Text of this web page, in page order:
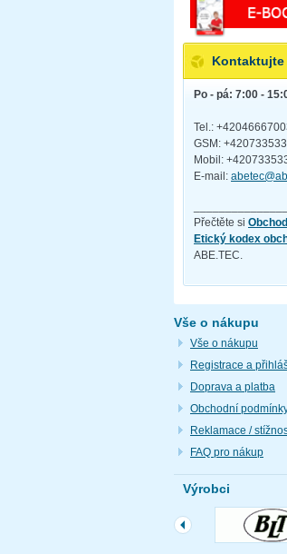
Kontaktujte
Po - pá: 7:00 -
Tel.:
GSM:
Mobil:
E-mail:
Přečtěte si
Etický kodex
ABE.TEC.
Vše o nákupu
Vše o nákupu
Registrace a
Doprava a platba
Obchodní
Reklamace /
FAQ pro nákup
Výrobci